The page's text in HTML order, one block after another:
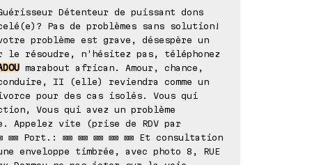
Détenteur de puissant dons
Pas de problèmes sans solution!
problème est grave, désespère un
le résoudre, n'hésitez pas, téléphonez
marabout african. Amour, chance,
II (elle) reviendra comme un
pour des cas isolés. Vous qui
Vous qui avez un problème
Appelez vite (prise de RDV par
⊠⊠ Port.: ⊠⊠ ⊠⊠ ⊠⊠ ⊠⊠ ⊠⊠ Et consultation
enveloppe timbrée, avec photo 8, RUE